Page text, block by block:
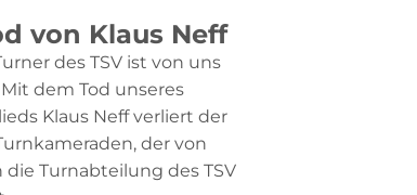
von Klaus Neff
des TSV ist von uns
dem Tod unseres
Klaus Neff verliert der
der von
die Turnabteilung des TSV